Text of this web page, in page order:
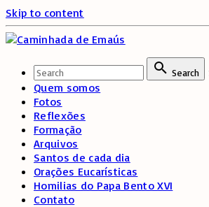
Skip to content
Search
Quem somos
Fotos
Reflexões
Formação
Arquivos
Santos de cada dia
Orações Eucarísticas
Homilias do Papa Bento XVI
Contato